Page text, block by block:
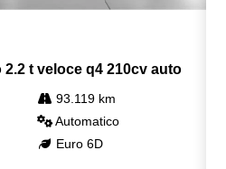
2.2 t veloce q4 210cv auto
93.119 km
Automatico
Euro 6D